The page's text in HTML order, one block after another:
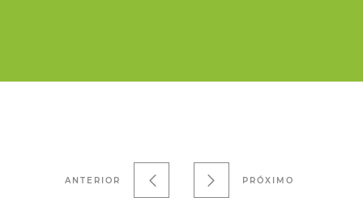
ANTERIOR PRÓXIMO